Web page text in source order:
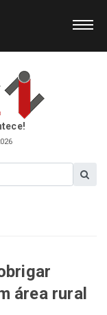
área rural